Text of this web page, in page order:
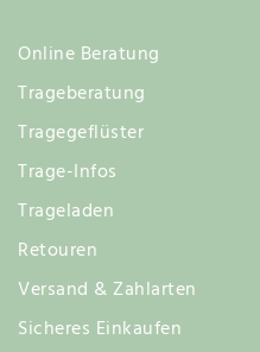
Online Beratung
Trageberatung
Tragegeflüster
Trage-Infos
Trageladen
Retouren
Versand & Zahlarten
Sicheres Einkaufen